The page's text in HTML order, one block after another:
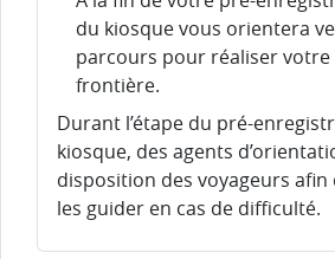
du kiosque vous orientera
parcours pour réaliser votre
frontière.
Durant l’étape du pré-
kiosque, des agents
disposition des voyageurs afin
les guider en cas de difficulté.